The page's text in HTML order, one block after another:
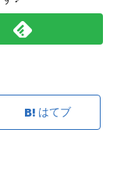
はてブ